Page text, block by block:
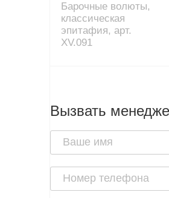
Барочные волюты,
классическая
эпитафия, арт.
XV.091
Вызвать